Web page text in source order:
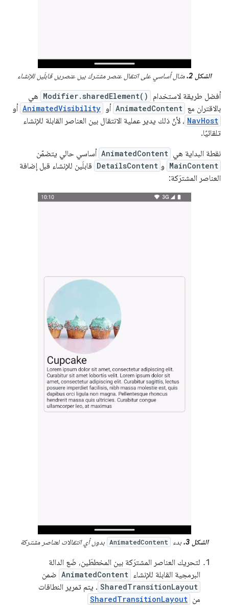
الشكل 2. مثال أساسي على انتقال عنصر مشترك بين عنصرين قابلَين للإنشاء
أفضل طريقة لاستخدام Modifier.sharedElement() هي
بالاقتران مع AnimatedContent أو AnimatedVisibility أو
NavHost ، لأنّ ذلك يدير عملية الانتقال بين العناصر القابلة للإنشاء
تلقائيًا.
نقطة البداية هي AnimatedContent أساسي حالي يتضمّن
MainContent و DetailsContent قابلَين للإنشاء قبل إضافة
العناصر المشترَكة:
الشكل 3. بدء AnimatedContent بدون أي انتقالات لعناصر مشتركة
لتحريك العناصر المشترَكة بين المخططَين، ضَع الدالة
البرمجية القابلة للإنشاء AnimatedContent ضمن
SharedTransitionLayout . يتم تمرير النطاقات
من SharedTransitionLayout